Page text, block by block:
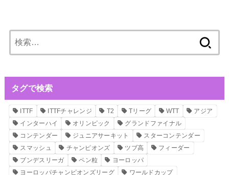
索:
タグで検索
ITTF ITTFチャレンジ T2 Tリーグ WTT
アジア
インターハイ
オリンピック
グランドファイナル
コンテンダー
ジュニアサーキット
スターコンテンダー
スマッシュ
チャンピオンズ ツブ高
フィーダー
ブンデスリーガ
ペン粒
ヨーロッパ
ヨーロッパチャンピオンズリーグ
ワールドカップ